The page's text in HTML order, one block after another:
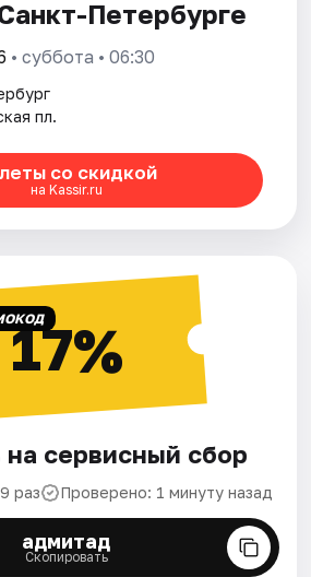
Петербурге
• суббота • 06:30
пл.
со скидкой
на Kassir.ru
17%
на сервисный сбор
раз Проверено: 1 минуту назад
адмитад
Скопировать